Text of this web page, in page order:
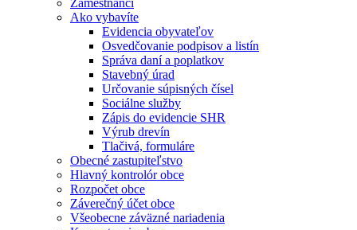
Zamestnanci
Ako vybavíte
Evidencia obyvateľov
Osvedčovanie podpisov a listín
Správa daní a poplatkov
Stavebný úrad
Určovanie súpisných čísel
Sociálne služby
Zápis do evidencie SHR
Výrub drevín
Tlačivá, formuláre
Obecné zastupiteľstvo
Hlavný kontrolór obce
Rozpočet obce
Záverečný účet obce
Všeobecne záväzné nariadenia